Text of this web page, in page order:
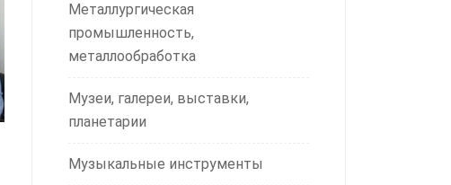
Металлургическая
промышленность,
металлообработка
Музеи, галереи, выставки,
планетарии
Музыкальные инструменты